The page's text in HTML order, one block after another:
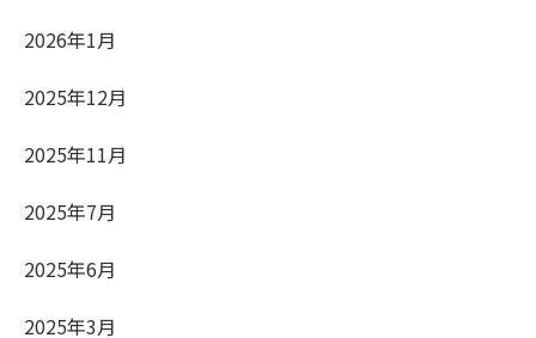
2026年1月
2025年12月
2025年11月
2025年7月
2025年6月
2025年3月